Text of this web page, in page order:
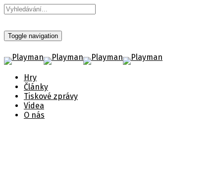
Toggle navigation
Hry
Články
Tiskové zprávy
Videa
O nás